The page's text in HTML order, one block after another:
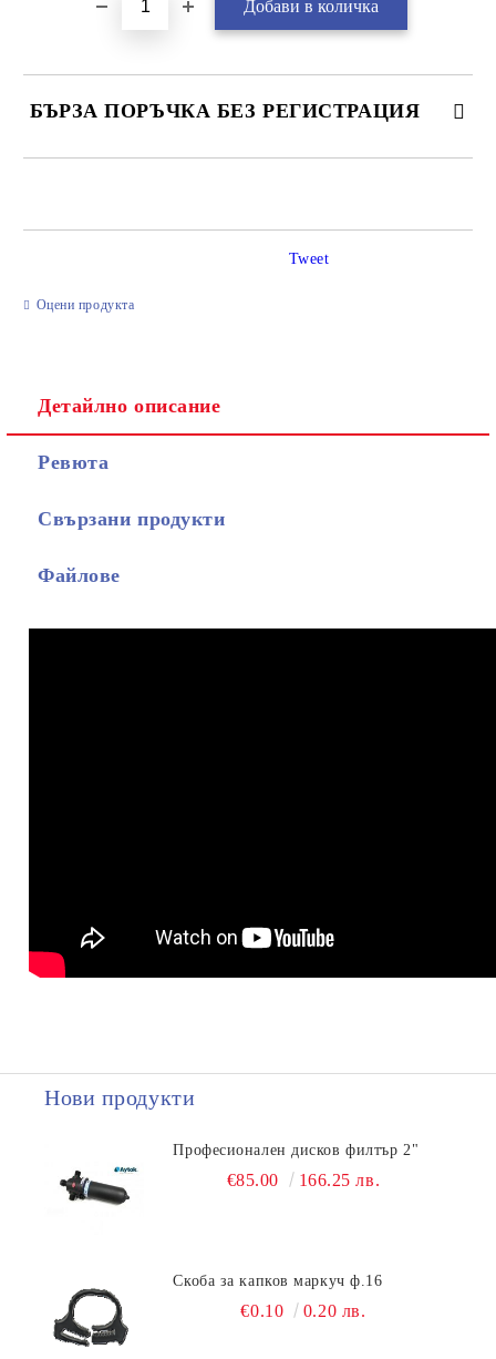
БЪРЗА ПОРЪЧКА БЕЗ РЕГИСТРАЦИЯ
Оцени продукта
Tweet
Детайлно описание
Ревюта
Свързани продукти
Файлове
Нови продукти
Професионален дисков филтър 2"
€85.00 166.25 лв.
Скоба за капков маркуч ф.16
€0.10 0.20 лв.